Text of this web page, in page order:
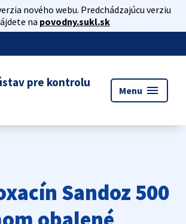
nového webu. Predchádzajúcu verziu
na povodny.sukl.sk
pre kontrolu
Menu menu
Sandoz 500